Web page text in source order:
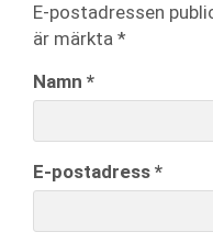
E-postadressen
är märkta *
Namn *
E-postadress *